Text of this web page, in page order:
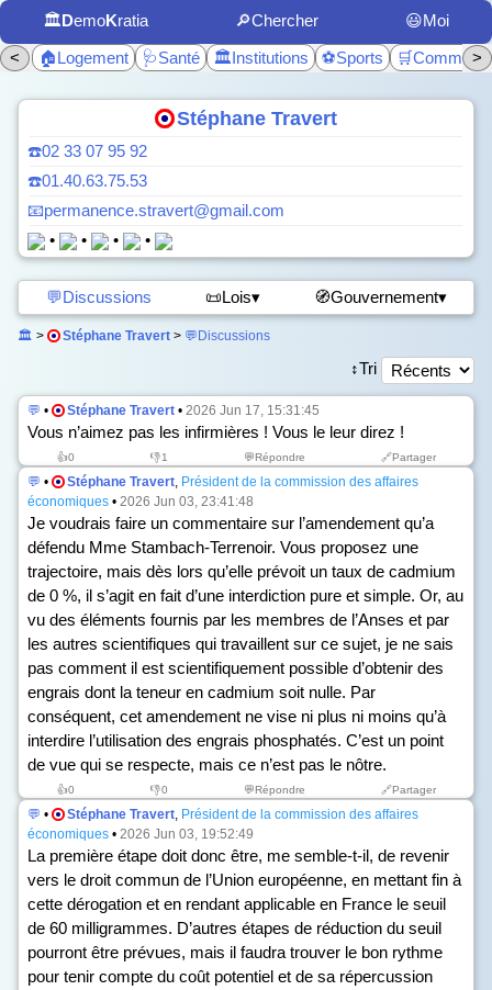
🏛️DemoKratia 🔎Chercher
😃Moi
<
🏠Logement 🩺Santé 🏛️Institutions ⚽Sports >
Stéphane Travert
☎️02 33 07 95 92
☎️01.40.63.75.53
📧permanence.stravert@gmail.com
•
• • •
💬Discussions 📜Lois▾ 🧭Gouvernement▾
🏛️ > Stéphane Travert > 💬Discussions
↕️Tri
💬 • Stéphane Travert • 2026 Jun 17, 15:31:45
Vous n’aimez pas les infirmières ! Vous le leur direz !
👍0 👎1 💬Répondre 🔗Partager
💬 • Stéphane Travert, Président de la commission des affaires
économiques • 2026 Jun 03, 23:41:48
Je voudrais faire un commentaire sur l’amendement qu’a
défendu Mme Stambach-Terrenoir. Vous proposez une
trajectoire, mais dès lors qu’elle prévoit un taux de cadmium
de 0 %, il s’agit en fait d’une interdiction pure et simple. Or, au
vu des éléments fournis par les membres de l’Anses et par
les autres scientifiques qui travaillent sur ce sujet, je ne sais
pas comment il est scientifiquement possible d’obtenir des
engrais dont la teneur en cadmium soit nulle. Par
conséquent, cet amendement ne vise ni plus ni moins qu’à
interdire l’utilisation des engrais phosphatés. C’est un point
de vue qui se respecte, mais ce n’est pas le nôtre.
👍0 👎0 💬Répondre 🔗Partager
💬 • Stéphane Travert, Président de la commission des affaires
économiques • 2026 Jun 03, 19:52:49
La première étape doit donc être, me semble-t-il, de revenir
vers le droit commun de l’Union européenne, en mettant fin à
cette dérogation et en rendant applicable en France le seuil
de 60 milligrammes. D’autres étapes de réduction du seuil
pourront être prévues, mais il faudra trouver le bon rythme
pour tenir compte du coût potentiel et de sa répercussion